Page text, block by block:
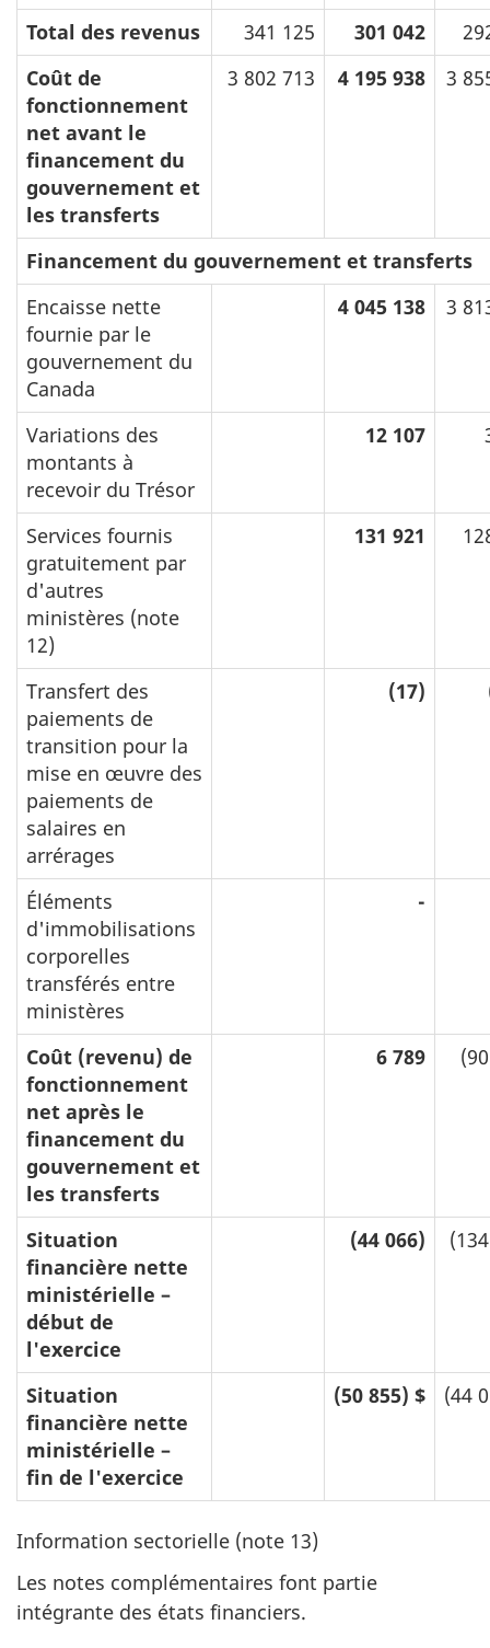
Total des revenus 341 125 301 042
Coût de
fonctionnement
net avant le
financement du
gouvernement et
les transferts
3 802 713 4 195 938 3
Financement du gouvernement et transferts
Encaisse nette
fournie par le
gouvernement du
Canada
4 045 138 3
Variations des
montants à
recevoir du Trésor
12 107
Services fournis
gratuitement par
d'autres
ministères (note
12)
131 921
Transfert des
paiements de
transition pour la
mise en œuvre des
paiements de
salaires en
arrérages
(17)
Éléments
d'immobilisations
corporelles
transférés entre
ministères
-
Coût (revenu) de
fonctionnement
net après le
financement du
gouvernement et
les transferts
6 789
Situation
financière nette
ministérielle –
début de
l'exercice
(44 066)
Situation
financière nette
ministérielle –
fin de l'exercice
(50 855) $ (44
Information sectorielle (note 13)
Les notes complémentaires font partie
intégrante des états financiers.